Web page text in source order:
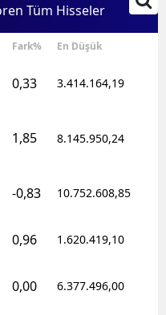
Tüm Hisseler
Fark% En Düşük
0,33 3.414.164,19
1,85 8.145.950,24
-0,83 10.752.608,85
0,96 1.620.419,10
0,00 6.377.496,00